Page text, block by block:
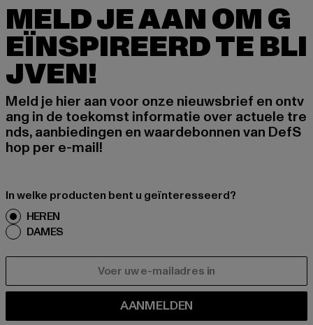
MELD JE AAN OM G
EÏNSPIREERD TE BLI
JVEN!
Meld je hier aan voor onze nieuwsbrief en ontv
ang in de toekomst informatie over actuele tre
nds, aanbiedingen en waardebonnen van DefS
hop per e-mail!
In welke producten bent u geïnteresseerd?
HEREN
DAMES
AANMELDEN